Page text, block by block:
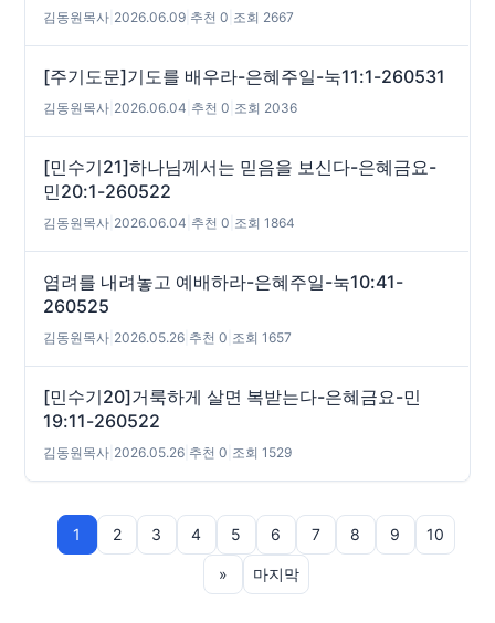
김동원목사 2026.06.09 추천 0 조회 2667
[주기도문]기도를 배우라-은혜주일-눅11:1-260531
김동원목사 2026.06.04 추천 0 조회 2036
[민수기21]하나님께서는 믿음을 보신다-은혜금요-
민20:1-260522
김동원목사 2026.06.04 추천 0 조회 1864
염려를 내려놓고 예배하라-은혜주일-눅10:41-
260525
김동원목사 2026.05.26 추천 0 조회 1657
[민수기20]거룩하게 살면 복받는다-은혜금요-민
19:11-260522
김동원목사 2026.05.26 추천 0 조회 1529
1 2 3 4 5 6 7 8 9 10
» 마지막